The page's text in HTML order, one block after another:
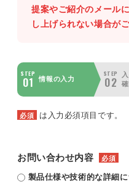
提案やご紹介のメール
し上げられない場合が
STEP
01 情報の入力
STEP
02
必須 は入力必須項目です。
お問い合わせ内容 必須
製品仕様や技術的な詳細